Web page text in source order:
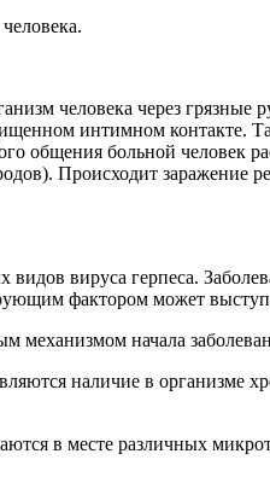
человека через
интимном контакте.
общения больной человек
Происходит заражение
вируса герпеса.
фактором может
механизмом начала
наличие в организме
в месте различных